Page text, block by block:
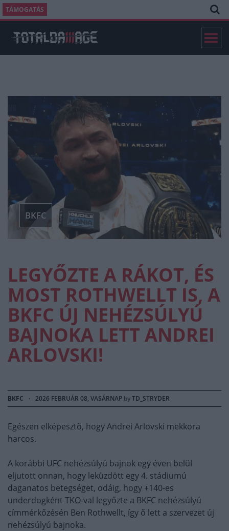
TÁMOGATÁS
BKFC
LEGYŐZTE A RÁKOT, ÉS
MOST ROTHWELLT IS, A
BKFC ÚJ NEHÉZSÚLYÚ
BAJNOKA LETT ANDREI
ARLOVSKI!
BKFC · 2026 FEBRUÁR 08, VASÁRNAP byTD_STRYDER
Egészen elképesztő, hogy Andrei Arlovski mekkora
harcos.
A korábbi UFC nehézsúlyú bajnok egy éven belül
eljutott onnan, hogy leküzdött egy 4. stádiumú
daganatos betegséget, odáig, hogy +140-es
underdogként TKO-val legyőzte a BKFC nehézsúlyú
címmérkőzésén Ben Rothwellt, így ő lett a szervezet új
nehézsúlyú bajnoka.